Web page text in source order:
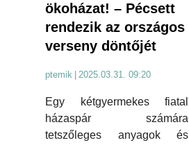
ökoházat! – Pécsett
rendezik az országos
verseny döntőjét
ptemik 2025.03.31. 09:20
Egy kétgyermekes fiatal
házaspár számára
tetszőleges anyagok és